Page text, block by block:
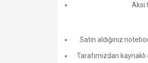
Aksi
Satın aldığınız
Tarafımızdan